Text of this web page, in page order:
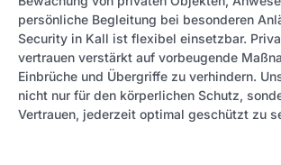
persönliche Begleitung bei besonderen
Security in Kall ist flexibel einsetzbar.
vertrauen verstärkt auf vorbeugende
Einbrüche und Übergriffe zu verhindern.
nicht nur für den körperlichen Schutz,
Vertrauen, jederzeit optimal geschützt zu